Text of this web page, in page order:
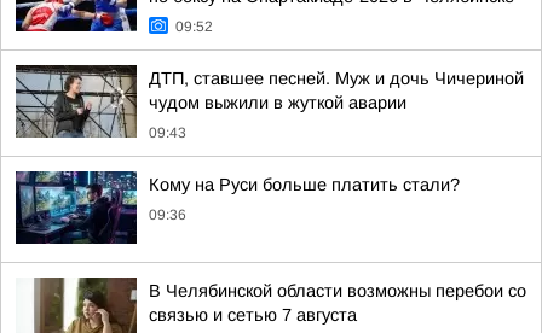
09:52
ДТП, ставшее песней. Муж и дочь Чичериной
чудом выжили в жуткой аварии
09:43
Кому на Руси больше платить стали?
09:36
В Челябинской области возможны перебои со
связью и сетью 7 августа